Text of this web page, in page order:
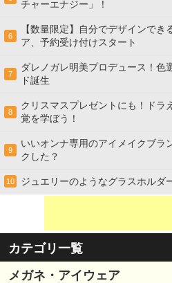
チャーエナジー」！
6
【数量限定】自分でデザインでき
ア、予約受け付けスタート
7
ダレノガレ明美プロデュース！色
ド誕生
8
クリスマスプレゼントにも！ドラ
覚を学ぼう！
9
いいオンナ専用のアイメイクブラ
クした？
10 ジュエリーのようなグラスホルダ
カテゴリ一覧
メガネ・アイウェア